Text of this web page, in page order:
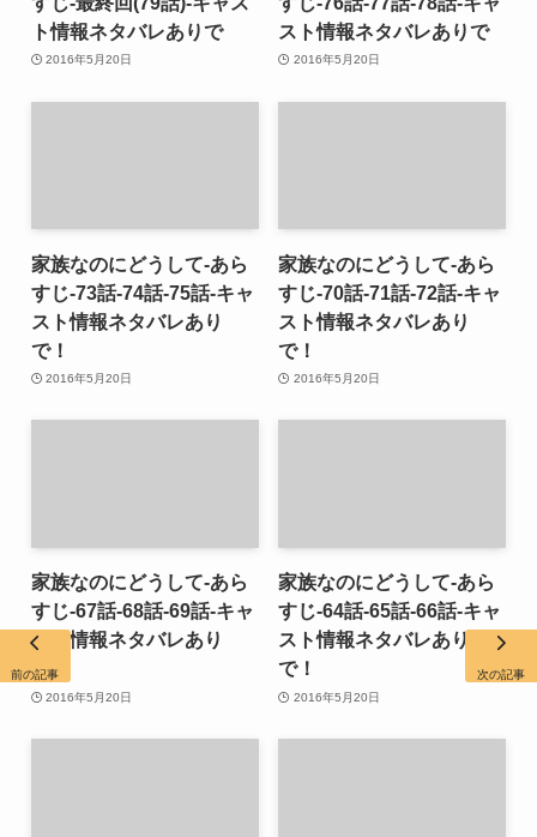
ト情報ネタバレありで
2016年5月20日
スト情報ネタバレありで
2016年5月20日
家族なのにどうして-あら
すじ-73話-74話-75話-キャ
スト情報ネタバレあり
で！
2016年5月20日
家族なのにどうして-あら
すじ-70話-71話-72話-キャ
スト情報ネタバレあり
で！
2016年5月20日
家族なのにどうして-あら
すじ-67話-68話-69話-キャ
スト情報ネタバレあり
で！
2016年5月20日
家族なのにどうして-あら
すじ-64話-65話-66話-キャ
スト情報ネタバレあり
で！
2016年5月20日
前の記事 次の記事